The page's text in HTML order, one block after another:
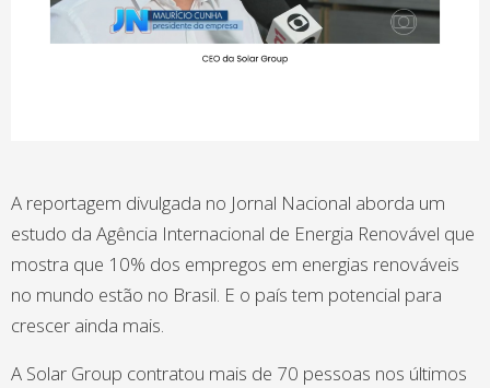
A reportagem divulgada no Jornal Nacional aborda um
estudo da Agência Internacional de Energia Renovável que
mostra que 10% dos empregos em energias renováveis
no mundo estão no Brasil. E o país tem potencial para
crescer ainda mais.
A Solar Group contratou mais de 70 pessoas nos últimos